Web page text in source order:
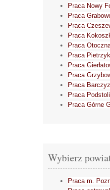
Praca Nowy
Praca
Praca
Praca
Praca
Praca
Praca
Praca
Praca
Praca
Praca Górne
Wybierz
Praca m.